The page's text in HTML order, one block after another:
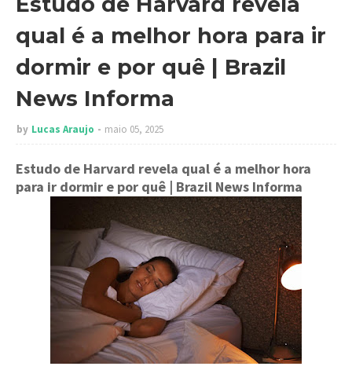
qual é a melhor hora para ir
dormir e por quê | Brazil
News Informa
by Lucas Araujo maio 05, 2025
Estudo de Harvard revela qual é a melhor hora
para ir dormir e por quê | Brazil News Informa